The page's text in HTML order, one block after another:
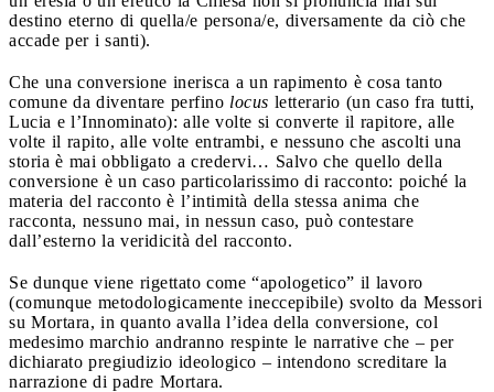
destino eterno di quella/e persona/e, diversamente da ciò che
accade per i santi).
Che una conversione inerisca a un rapimento è cosa tanto
comune da diventare perfino locus letterario (un caso fra tutti,
Lucia e l’Innominato): alle volte si converte il rapitore, alle
volte il rapito, alle volte entrambi, e nessuno che ascolti una
storia è mai obbligato a credervi… Salvo che quello della
conversione è un caso particolarissimo di racconto: poiché la
materia del racconto è l’intimità della stessa anima che
racconta, nessuno mai, in nessun caso, può contestare
dall’esterno la veridicità del racconto.
Se dunque viene rigettato come “apologetico” il lavoro
(comunque metodologicamente ineccepibile) svolto da Messori
su Mortara, in quanto avalla l’idea della conversione, col
medesimo marchio andranno respinte le narrative che – per
dichiarato pregiudizio ideologico – intendono screditare la
narrazione di padre Mortara.